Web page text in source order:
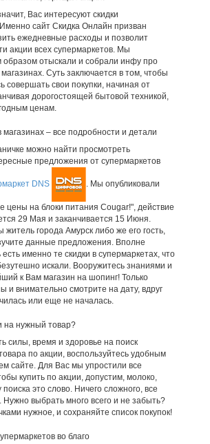
Вас интересуют скидки
сайт Скидка Онлайн призван
ежедневные расходы и позволит
акции всех супермаркетов. Мы
отыскали и собрали инфу про
магазинах. Суть заключается в том, чтобы
совершать свои покупки, начиная от
дорогостоящей бытовой техникой,
ценам.
магазинах – все подробности и детали
можно найти просмотреть
предложения от супермаркетов
DNS . Мы опубликовали
цены на блоки питания Cougar!", действие
29 Мая и заканчивается 15 Июня.
города Амурск либо же его гость,
данные предложения. Вполне
именно те скидки в супермаркетах, что
искали. Вооружитесь знаниями и
к Вам магазин на шопинг! Только
и внимательно смотрите на дату, вдруг
или еще не началась.
на нужный товар?
силы, время и здоровье на поиск
по акции, воспользуйтесь удобным
сайте. Для Вас мы упростили все
купить по акции, допустим, молоко,
поиска это слово. Ничего сложного, все
Нужно выбрать много всего и не забыть?
нужное, и сохраняйте список покупок!
во благо